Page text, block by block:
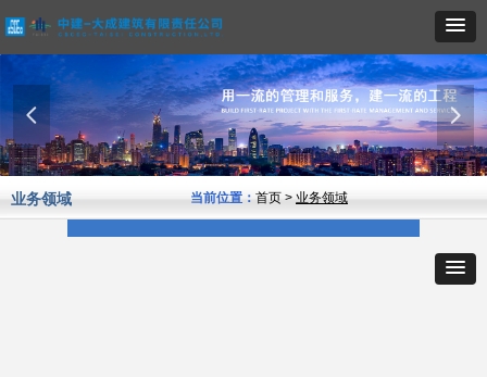
넳 넲
业务领域 当前位置： 首页 > 业务领域